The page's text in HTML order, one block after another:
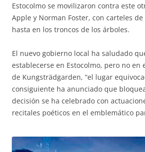
Estocolmo se movilizaron contra este
Apple y Norman Foster, con carteles
hasta en los troncos de los árboles.
El nuevo gobierno local ha saludado
establecerse en Estocolmo, pero no en
de Kungsträdgarden, “el lugar
consiguiente ha anunciado que
decisión se ha celebrado con
recitales poéticos en el emblemático